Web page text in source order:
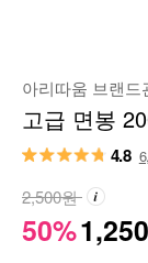
아리따움 브랜드
고급 면봉
4.8
50%1,250
2,500원